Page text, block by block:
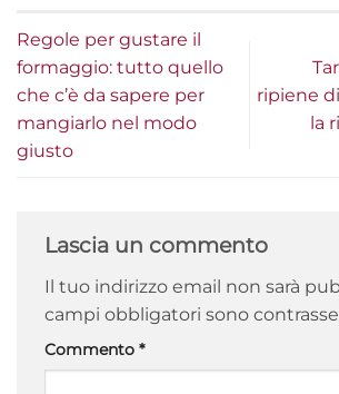
Regole per gustare il
formaggio: tutto quello
che c’è da sapere per
mangiarlo nel modo
giusto
ripiene
la
Lascia un commento
Il tuo indirizzo email non sarà
campi obbligatori sono
Commento *